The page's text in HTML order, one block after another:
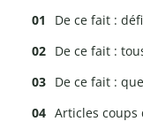
De ce fait :
De ce fait :
De ce fait :
Articles